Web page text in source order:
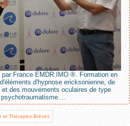
France EMDR IMO ®. Formation en
d'hypnose ericksonienne, de
des mouvements oculaires de type
et Thérapies Brèves